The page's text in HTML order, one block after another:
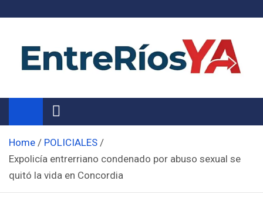
Noticias de Entre Ríos
Información de toda la provincia ahora
Home
POLICIALES
Expolicía entrerriano condenado por abuso sexual se
quitó la vida en Concordia